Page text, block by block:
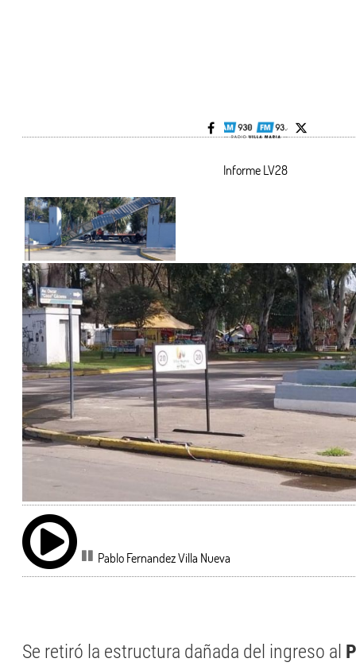
Informe LV28
Pablo Fernandez Villa Nueva
Se retiró la estructura dañada del ingreso al